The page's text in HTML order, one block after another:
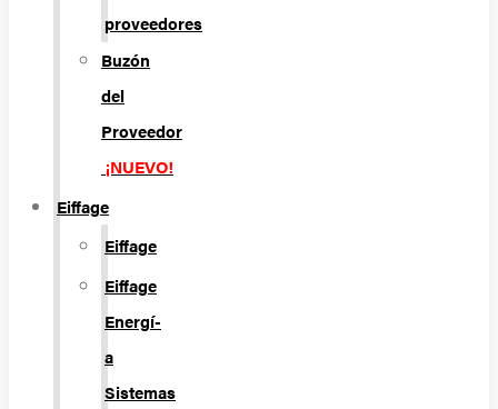
proveedores
Buzón
del
Proveedor
¡NUEVO!
Eiffage
Eiffage
Eiffage
Energí­
a
Sistemas